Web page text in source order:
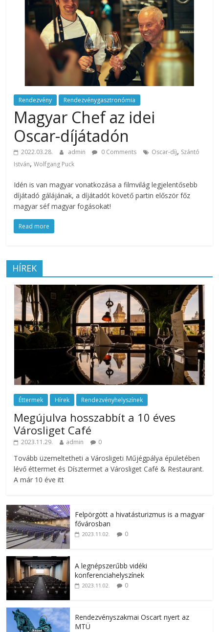
rendezvény
ajánlatok.
Rendezvények,
rendezvénytechnika,
rendezvényeszközök,
rendezvénygasztronómia,
Útmutató
úgy
profi
rendezvényszervező
mint
céges
rendezvények
szervezőinek,
vagy
kisasszonyoknak.
Rendezvény Rendezvénygasztronómia
Magyar Chef az idei
Oscar-díjátadón
2022.03.28. admin 0 Comments Oscar-díj, Szántó
István,Wolfgang Puck
Idén is van magyar vonatkozása a filmvilág legjelentősebb
díjátadó gálájának, a díjátadót követő partin először főz
magyar séf magyar fogásokat!
Read more
HÍREK
Éttermek Hírek Rendezvényhelyszínek
Megújulva hosszabbít a 10 éves
Városliget Café
2023.11.29. admin 0
Tovább üzemeltetheti a Városligeti Műjégpálya épületében
lévő éttermet és Dísztermet a Városliget Café & Restaurant.
A már 10 éve itt
Felpörgött a hivatásturizmus is a magyar
fővárosban
2023.11.02. 0
A legnépszerűbb vidéki
konferenciahelyszínek
2023.11.02. 0
Rendezvényszakmai Oscart nyert az
MTÜ